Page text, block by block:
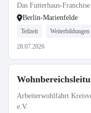
Das Futterhaus-
Berlin-Marienfelde
Teilzeit Weiterbildungen
28.07.2026
Arbeiterwohlfahrt
e.V.